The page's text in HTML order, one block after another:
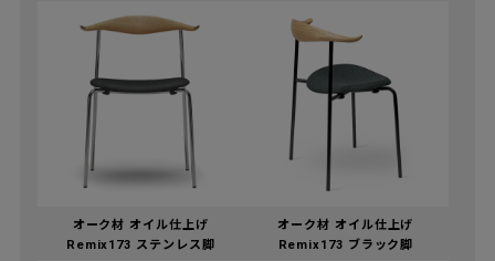
オーク材 オイル仕上げ
Remix173 ステンレス脚
オーク材 オイル仕上げ
Remix173 ブラック脚